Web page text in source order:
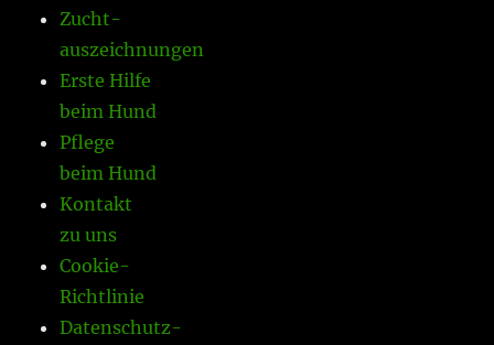
Zucht-
auszeichnungen
Erste Hilfe
beim Hund
Pflege
beim Hund
Kontakt
zu uns
Cookie-
Richtlinie
Datenschutz-